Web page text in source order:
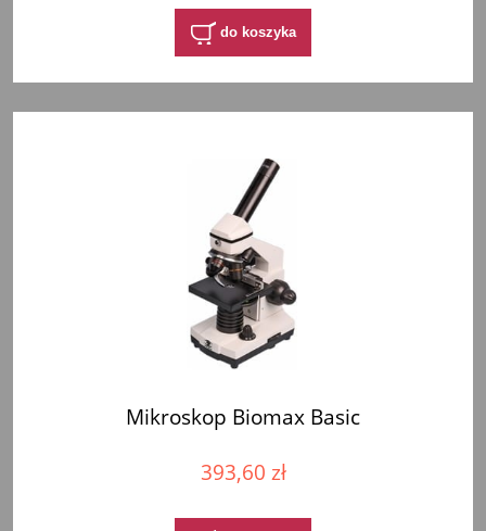
do koszyka
Mikroskop Biomax Basic
393,60 zł